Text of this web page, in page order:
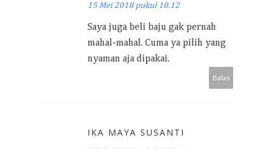
15 Mei 2018 pukul 10.12
Saya juga beli baju gak pernah
mahal-mahal. Cuma ya pilih yang
nyaman aja dipakai.
Balas
IKA MAYA SUSANTI